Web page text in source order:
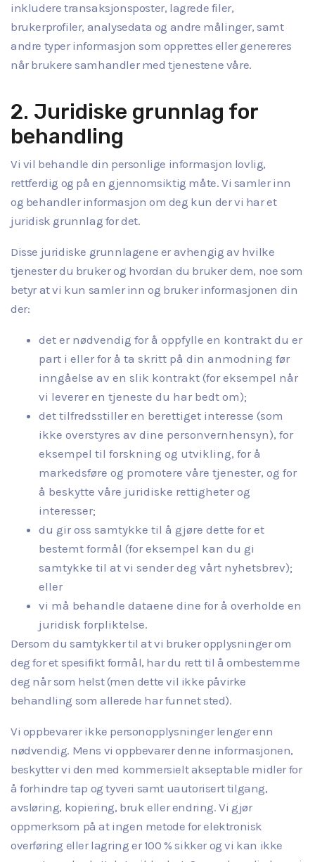
inkludere transaksjonsposter, lagrede filer,
brukerprofiler, analysedata og andre målinger, samt
andre typer informasjon som opprettes eller genereres
når brukere samhandler med tjenestene våre.
2. Juridiske grunnlag for
behandling
Vi vil behandle din personlige informasjon lovlig,
rettferdig og på en gjennomsiktig måte. Vi samler inn
og behandler informasjon om deg kun der vi har et
juridisk grunnlag for det.
Disse juridiske grunnlagene er avhengig av hvilke
tjenester du bruker og hvordan du bruker dem, noe som
betyr at vi kun samler inn og bruker informasjonen din
der:
det er nødvendig for å oppfylle en kontrakt du er
part i eller for å ta skritt på din anmodning før
inngåelse av en slik kontrakt (for eksempel når
vi leverer en tjeneste du har bedt om);
det tilfredsstiller en berettiget interesse (som
ikke overstyres av dine personvernhensyn), for
eksempel til forskning og utvikling, for å
markedsføre og promotere våre tjenester, og for
å beskytte våre juridiske rettigheter og
interesser;
du gir oss samtykke til å gjøre dette for et
bestemt formål (for eksempel kan du gi
samtykke til at vi sender deg vårt nyhetsbrev);
eller
vi må behandle dataene dine for å overholde en
juridisk forpliktelse.
Dersom du samtykker til at vi bruker opplysninger om
deg for et spesifikt formål, har du rett til å ombestemme
deg når som helst (men dette vil ikke påvirke
behandling som allerede har funnet sted).
Vi oppbevarer ikke personopplysninger lenger enn
nødvendig. Mens vi oppbevarer denne informasjonen,
beskytter vi den med kommersielt akseptable midler for
å forhindre tap og tyveri samt uautorisert tilgang,
avsløring, kopiering, bruk eller endring. Vi gjør
oppmerksom på at ingen metode for elektronisk
overføring eller lagring er 100 % sikker og vi kan ikke